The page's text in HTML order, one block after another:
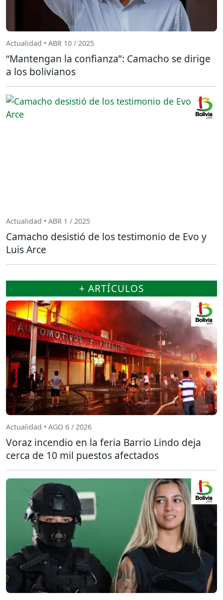
Actualidad • ABR 10 / 2025
“Mantengan la confianza”: Camacho se dirige
a los bolivianos
Actualidad • ABR 1 / 2025
Camacho desistió de los testimonio de Evo y
Luis Arce
+ ARTÍCULOS
Actualidad • AGO 6 / 2026
Voraz incendio en la feria Barrio Lindo deja
cerca de 10 mil puestos afectados